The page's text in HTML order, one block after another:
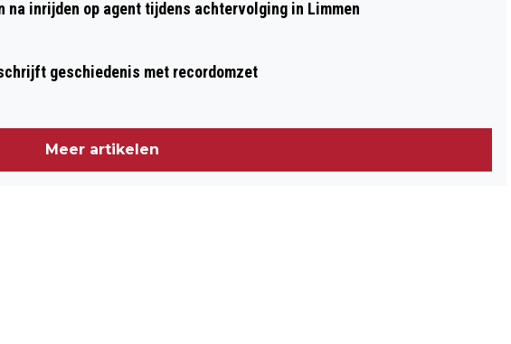
na inrijden op agent tijdens achtervolging in Limmen
geschiedenis met recordomzet
Meer artikelen